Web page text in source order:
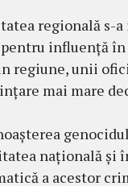
regională s-a
influență
regiune, unii
mai mare
națională și
a acestor